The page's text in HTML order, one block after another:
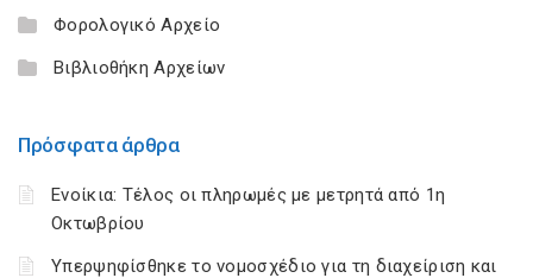
Φορολογικό Αρχείο
Βιβλιοθήκη Αρχείων
Πρόσφατα άρθρα
Ενοίκια: Τέλος οι πληρωμές με μετρητά από 1η
Οκτωβρίου
Υπερψηφίσθηκε το νομοσχέδιο για τη διαχείριση και